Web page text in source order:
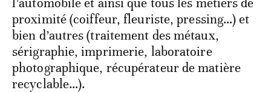
l’automobile et ainsi que tous les métiers de
proximité (coiffeur, fleuriste, pressing…) et
bien d’autres (traitement des métaux,
sérigraphie, imprimerie, laboratoire
photographique, récupérateur de matière
recyclable…).